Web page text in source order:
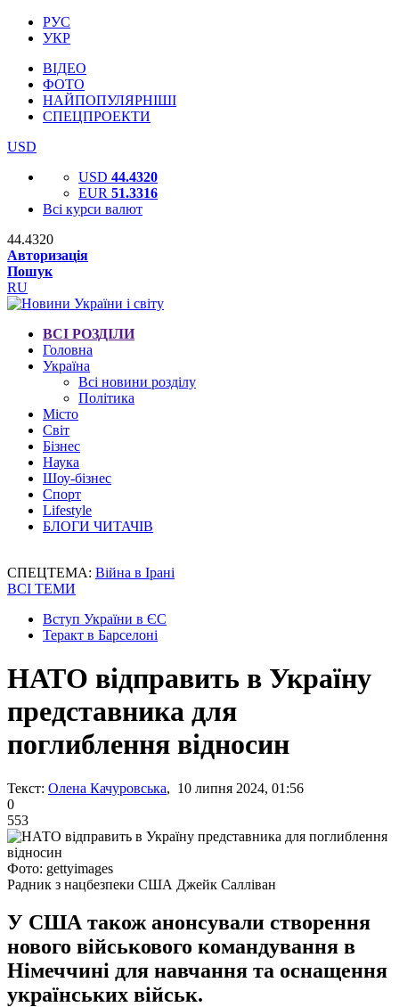
РУС
УКР
ВІДЕО
ФОТО
НАЙПОПУЛЯРНІШІ
СПЕЦПРОЕКТИ
USD
USD 44.4320
EUR 51.3316
Всі курси валют
44.4320
Авторизація
Пошук
RU
ВСІ РОЗДІЛИ
Головна
Україна
Всі новини розділу
Політика
Місто
Світ
Бізнес
Наука
Шоу-бізнес
Спорт
Lifestyle
БЛОГИ ЧИТАЧІВ
СПЕЦТЕМА: Війна в Ірані
ВСІ ТЕМИ
Вступ України в ЄС
Теракт в Барселоні
НАТО відправить в Україну
представника для
поглиблення відносин
Текст: Олена Качуровська, 10 липня 2024, 01:56
0
553
Фото: gettyimages
Радник з нацбезпеки США Джейк Салліван
У США також анонсували створення
нового військового командування в
Німеччині для навчання та оснащення
українських військ.